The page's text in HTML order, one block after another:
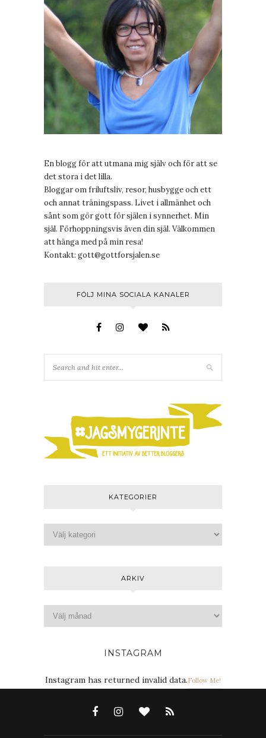
En blogg för att utmana mig själv och för att se
det stora i det lilla.
Bloggar om friluftsliv, resor, husbygge och ett
och annat träningspass. Livet i allmänhet och
sånt som gör gott för själen i synnerhet. Min
själ. Förhoppningsvis även din själ. Välkommen
att hänga med på min resa!
Kontakt: gott@gottforsjalen.se
FÖLJ MINA SOCIALA KANALER
KATEGORIER
ARKIV
INSTAGRAM
Instagram has returned invalid data.Follow Me!